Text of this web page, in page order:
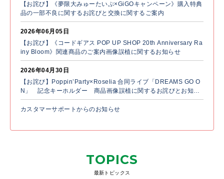
【お詫び】《夢限大みゅーたいぷ×GiGOキャンペーン》購入特典
品の一部不良に関するお詫びと交換に関するご案内
2026年06月05日
【お詫び】《コードギアス POP UP SHOP 20th Anniversary Ra
iny Bloom》関連商品のご案内画像誤植に関するお知らせ
2026年04月30日
【お詫び】Poppin’Party×Roselia 合同ライブ「DREAMS GO O
N」 記念キーホルダー 商品画像誤植に関するお詫びとお知ら
せ
カスタマーサポートからのお知らせ
TOPICS
最新トピックス